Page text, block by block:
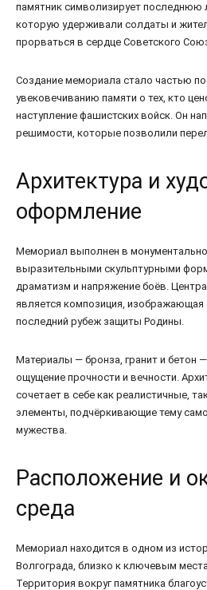
памятник символизирует последнюю
которую удерживали солдаты и
прорваться в сердце Советского
Создание мемориала стало частью
увековечиванию памяти о тех, кто
наступление фашистских войск. Он
решимости, которые позволили
Архитектура и
оформление
Мемориал выполнен в
выразительными скульптурными
драматизм и напряжение боёв.
является композиция, изображающая
последний рубеж защиты Родины.
Материалы — бронза, гранит и бетон
ощущение прочности и вечности.
сочетает в себе как реалистичные,
элементы, подчёркивающие тему
мужества.
Расположение и
среда
Мемориал находится в одном из
Волгограда, близко к ключевым
Территория вокруг памятника